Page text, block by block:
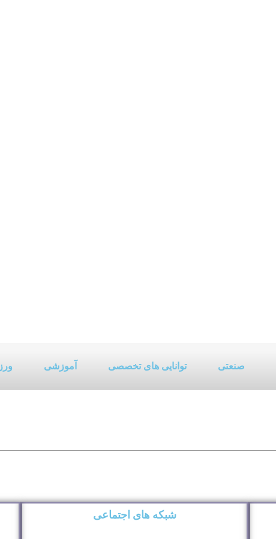
صنعتی توانایی های تخصصی آموزشی
شبکه های اجتماعی